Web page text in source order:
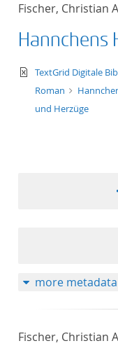
Fischer, Christian
Hannchens
text/xml
TextGrid Digitale
Roman
und Herzüge
more metadata
Fischer, Christian